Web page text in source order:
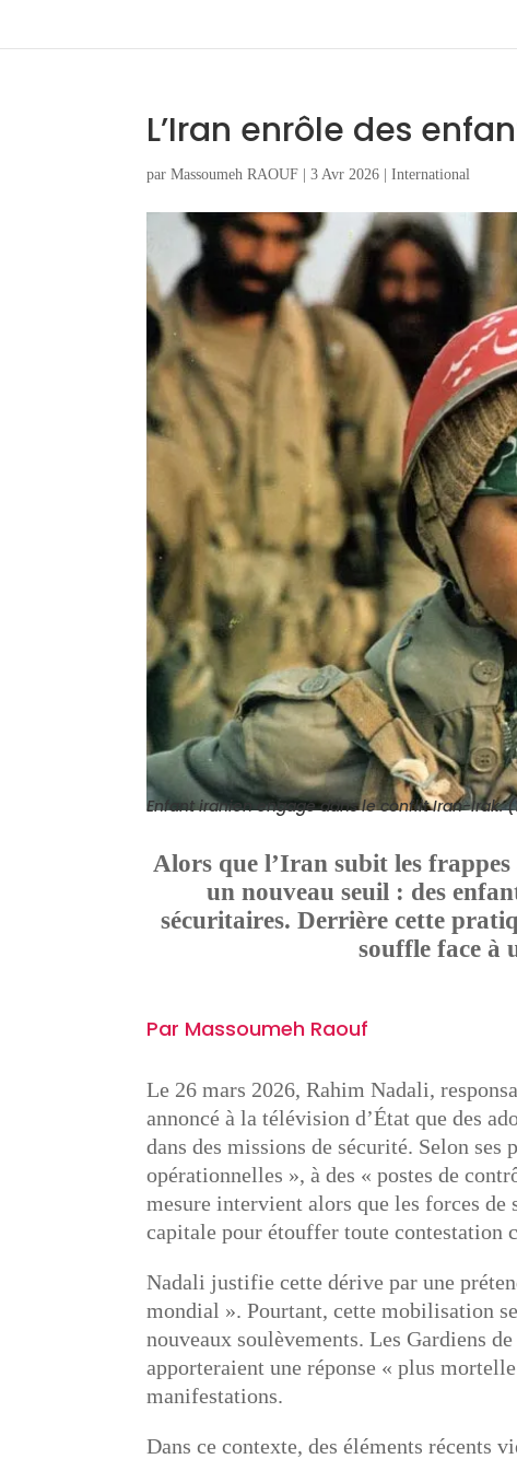
L’Iran enrôle des
parMassoumeh RAOUF |3 Avr 2026 |International
Enfant iranien engagé dans leconflit Iran-Irak.
Alors que l’Iran subit les
un nouveau seuil : des
sécuritaires. Derrière cette
souffle face à
Par Massoumeh Raouf
Le 26 mars 2026, Rahim Nadali,
annoncé à la télévision d’État que des
dans des missions de sécurité. Selon
opérationnelles », à des « postes de
mesure intervient alors que les forces
capitale pour étouffer toute contestation
Nadali justifie cette dérive par une
mondial ». Pourtant, cette mobilisation
nouveaux soulèvements. Les Gardiens
apporteraient une réponse « plus
manifestations.
Dans ce contexte, des éléments récents